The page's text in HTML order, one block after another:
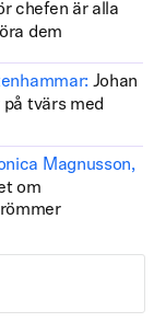
chefen är alla
dem
Johan
tvärs med
Magnusson,
om